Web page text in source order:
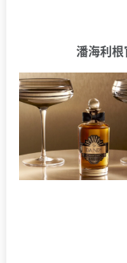
潘海利